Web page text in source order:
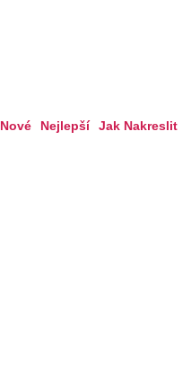
Nové Nejlepší Jak Nakreslit